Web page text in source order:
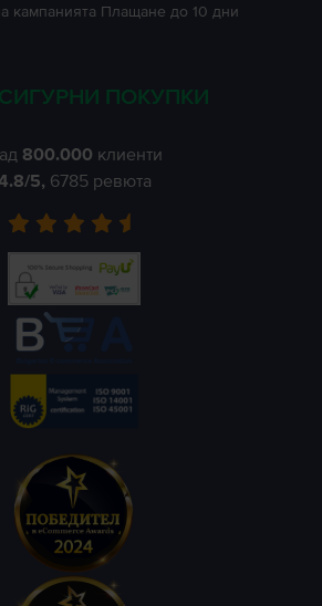
кампанията Плащане до 10 дни
СИГУРНИ ПОКУПКИ
800.000 клиенти
/5, 6785 ревюта